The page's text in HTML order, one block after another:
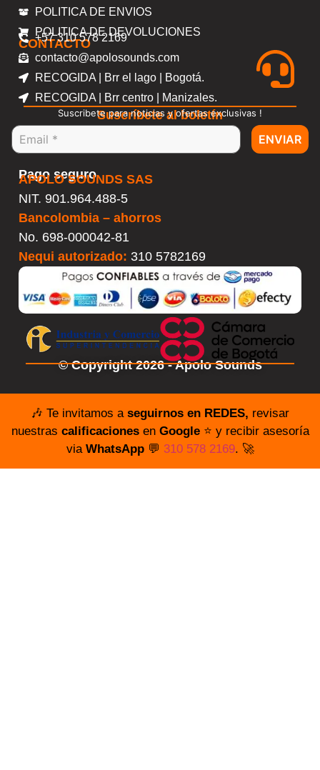
POLITICA DE ENVIOS
POLITICA DE DEVOLUCIONES
CONTACTO
+57 310 578 2169
contacto@apolosounds.com
RECOGIDA | Brr el lago | Bogotá.
RECOGIDA | Brr centro | Manizales.
Suscríbete al boletín
Suscribete para noticias y ofertas exclusivas !
ENVIAR
Pago seguro
APOLO SOUNDS SAS
NIT. 901.964.488-5
Bancolombia – ahorros
No. 698-000042-81
Nequi autorizado: 310 5782169
© Copyright 2026 - Apolo Sounds
🎶 Te invitamos a seguirnos en REDES, revisar
nuestras calificacionesen Google⭐️ y recibir asesoría
via WhatsApp💬 310 578 2169. 🚀